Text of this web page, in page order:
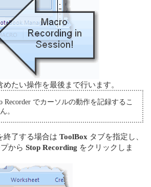
めたい操作を最後まで行います。
Recorder でカーソルの動作を記録するこ
。
終了する場合は ToolBox タブを指定し、
から Stop Recording をクリックしま